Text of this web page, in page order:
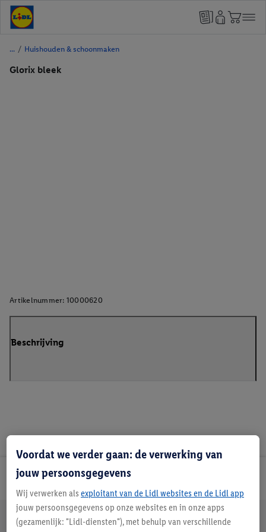
/ Huishouden & schoonmaken
Glorix bleek
Artikelnummer: 10000620
Beschrijving
Lidl Nieuwsbrief
Jouw voordelen bij ons als Lidl webshop klant
Gratis retourneren Veilig winkelen
Voordat we verder gaan: de verwerking van
jouw persoonsgegevens
Wij verwerken als exploitant van de Lidl websites en de Lidl app
jouw persoonsgegevens op onze websites en in onze apps
(gezamenlijk: "Lidl-diensten"), met behulp van verschillende